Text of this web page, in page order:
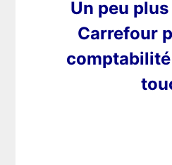
Un peu
Carrefour